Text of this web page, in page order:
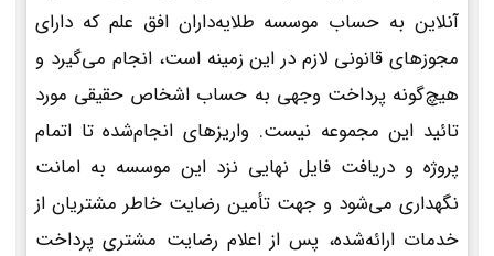
آنلاین به حساب موسسه طلایه‌داران افق علم که دارای
مجوزهای قانونی لازم در این زمینه است، انجام می‌گیرد و
هیچ‌گونه پرداخت وجهی به حساب اشخاص حقیقی مورد
تائید این مجموعه نیست. واریزهای انجام‌شده تا اتمام
پروژه و دریافت فایل نهایی نزد این موسسه به امانت
نگهداری می‌شود و جهت تأمین رضایت خاطر مشتریان از
خدمات ارائه‌شده، پس از اعلام رضایت مشتری پرداخت